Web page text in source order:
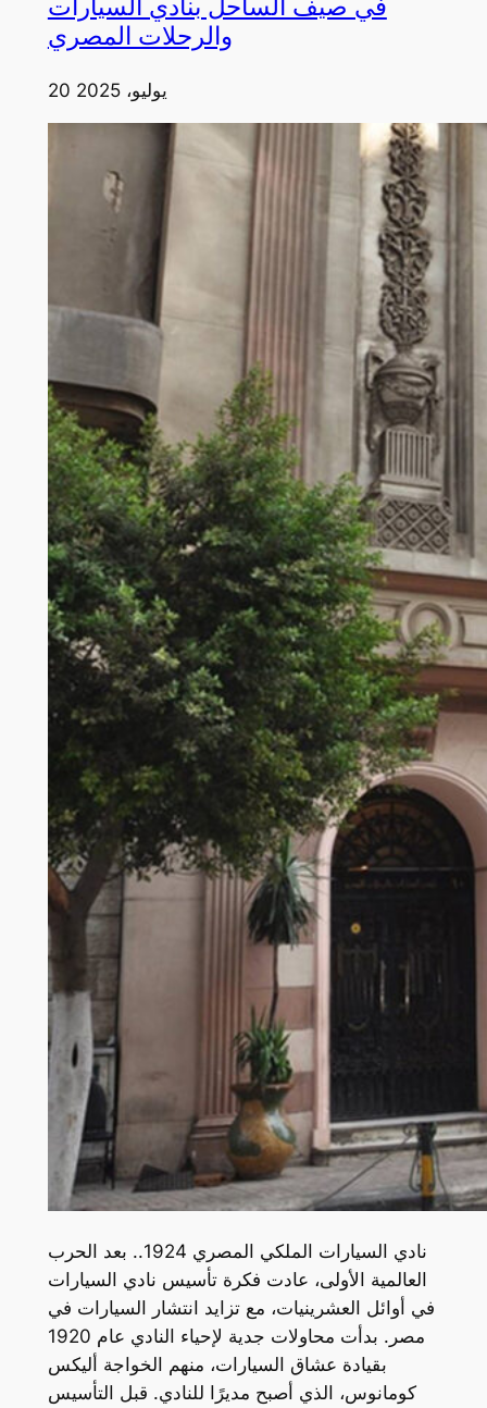
في صيف الساحل بنادي السيارات
والرحلات المصري
20 يوليو، 2025
نادي السيارات الملكي المصري 1924.. بعد الحرب
العالمية الأولى، عادت فكرة تأسيس نادي السيارات
في أوائل العشرينيات، مع تزايد انتشار السيارات في
مصر. بدأت محاولات جدية لإحياء النادي عام 1920
بقيادة عشاق السيارات، منهم الخواجة أليكس
كومانوس، الذي أصبح مديرًا للنادي. قبل التأسيس